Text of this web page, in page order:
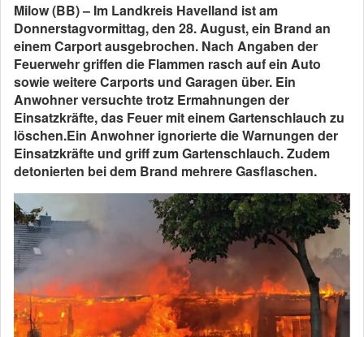
Milow (BB) – Im Landkreis Havelland ist am
Donnerstagvormittag, den 28. August, ein Brand an
einem Carport ausgebrochen. Nach Angaben der
Feuerwehr griffen die Flammen rasch auf ein Auto
sowie weitere Carports und Garagen über. Ein
Anwohner versuchte trotz Ermahnungen der
Einsatzkräfte, das Feuer mit einem Gartenschlauch zu
löschen.Ein Anwohner ignorierte die Warnungen der
Einsatzkräfte und griff zum Gartenschlauch. Zudem
detonierten bei dem Brand mehrere Gasflaschen.